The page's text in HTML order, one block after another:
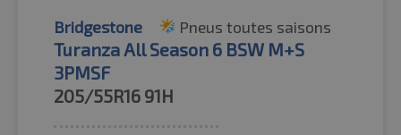
Bridgestone Pneus toutes saisons
Turanza All Season 6 BSW M+S
3PMSF
205/55R16 91H